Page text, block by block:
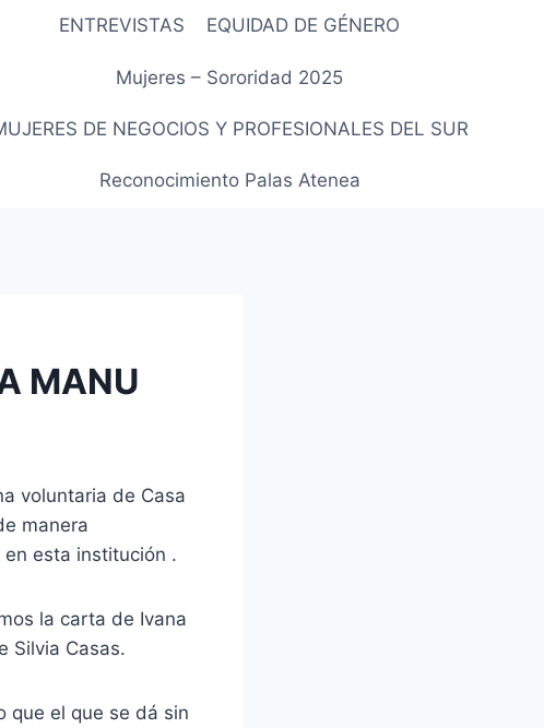
ENTREVISTAS EQUIDAD DE GÉNERO
Mujeres – Sororidad 2025
DE NEGOCIOS Y PROFESIONALES DEL SUR
Reconocimiento Palas Atenea
MANU
voluntaria de Casa
manera
esta institución .
la carta de Ivana
Silvia Casas.
que el que se dá sin